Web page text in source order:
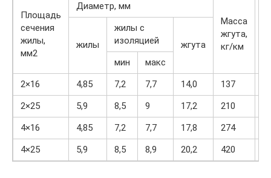
Площадь
сечения
жилы,
мм2
Диаметр, мм
Масса
жгута,
кг/км
жилы
жилы с
изоляцией
жгута
мин
макс
2×16
4,85 7,2 7,7 14,0 137
2×25
5,9 8,5 9 17,2 210
4×16
4,85 7,2 7,7 17,8 274
4×25
5,9 8,5 8,9 20,2 420